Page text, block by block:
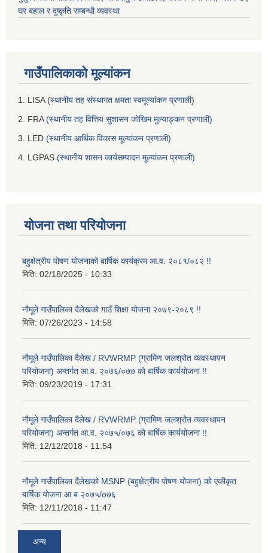
घर बहाल र दुष्कृति सम्बन्धी व्यवस्था
गाउँपालिकाको मूल्यांकन
1. LISA (स्थानीय तह संस्थागत क्षमता स्वमूल्यांकन प्रणाली)
2. FRA(स्थानीय तह वित्तिय सुशासन जोखिम मुल्याङ्कन प्रणाली)
3. LED (स्थानीय आर्थिक विकास मूल्यांकन प्रणाली)
4. LGPAS (स्थानीय शासन कार्यसम्पादन मूल्यांकन प्रणाली)
योजना तथा परियोजना
बहुक्षेत्रीय पोषण योजनाको बार्षिक कार्यक्रम आ.व. २०८१/०८२ !!
मिति: 02/18/2025 - 10:33
नौमूले गाउँपालिका दैलेखको गाउँ शिक्षा योजना २०७९-२०८९ !!
मिति: 07/26/2023 - 14:58
नौमूले गाउँपालिका दैलेख / RVWRMP (ग्रामिण जलश्रोत व्यवस्थापन
परियोजना) अन्तर्गत आ.व. २०७६/०७७ को बार्षिक कार्ययोजना !!
मिति: 09/23/2019 - 17:31
नौमूले गाउँपालिका दैलेख / RVWRMP (ग्रामिण जलश्रोत व्यवस्थापन
परियोजना) अन्तर्गत आ.व. २०७५/०७६ को बार्षिक कार्ययोजना !!
मिति: 12/12/2018 - 11:54
नौमूले गाउँपालिका दैलेखको MSNP (बहुक्षेत्रीय पोषण योजना) को एकीकृत
बार्षिक योजना आ ब २०७५/o७६
मिति: 12/11/2018 - 11:47
अन्य